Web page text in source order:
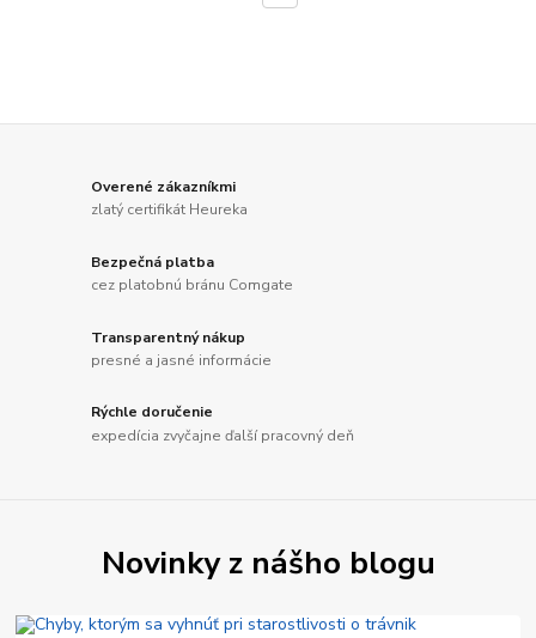
Overené zákazníkmi
zlatý certifikát Heureka
Bezpečná platba
cez platobnú bránu Comgate
Transparentný nákup
presné a jasné informácie
Rýchle doručenie
expedícia zvyčajne ďalší pracovný deň
Novinky z nášho blogu